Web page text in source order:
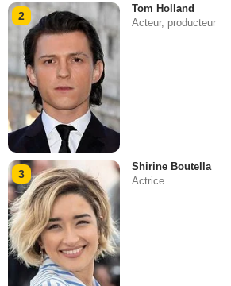
2
Tom Holland
Acteur, producteur
3
Shirine Boutella
Actrice